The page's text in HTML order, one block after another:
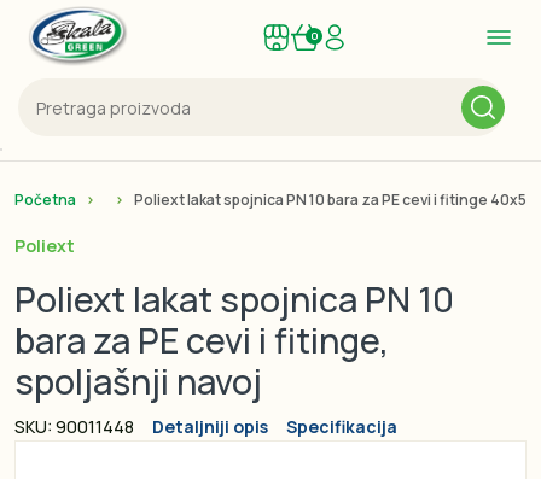
0
Početna Poliext lakat spojnica PN 10 bara za PE cevi i fitinge 40x5/
Poliext
Poliext lakat spojnica PN 10
bara za PE cevi i fitinge,
spoljašnji navoj
SKU: 90011448 Detaljniji opis Specifikacija